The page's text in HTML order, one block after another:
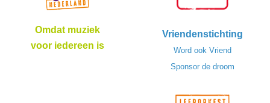
Omdat muziek
voor iedereen is
Vriendenstichting
Word ook Vriend
Sponsor de droom